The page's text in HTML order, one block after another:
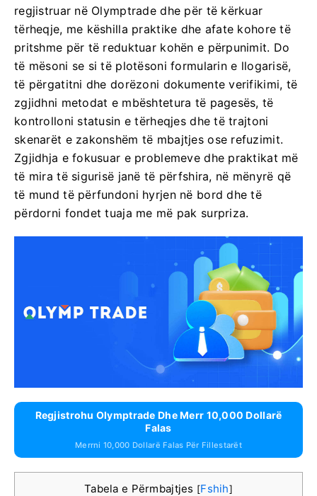
regjistruar në Olymptrade dhe për të kërkuar
tërheqje, me këshilla praktike dhe afate kohore të
pritshme për të reduktuar kohën e përpunimit. Do
të mësoni se si të plotësoni formularin e llogarisë,
të përgatitni dhe dorëzoni dokumente verifikimi, të
zgjidhni metodat e mbështetura të pagesës, të
kontrolloni statusin e tërheqjes dhe të trajtoni
skenarët e zakonshëm të mbajtjes ose refuzimit.
Zgjidhja e fokusuar e problemeve dhe praktikat më
të mira të sigurisë janë të përfshira, në mënyrë që
të mund të përfundoni hyrjen në bord dhe të
përdorni fondet tuaja me më pak surpriza.
Regjistrohu Olymptrade Dhe Merr 10,000 Dollarë
Falas
Merrni 10,000 Dollarë Falas Për Fillestarët
Tabela e Përmbajtjes [Fshih]